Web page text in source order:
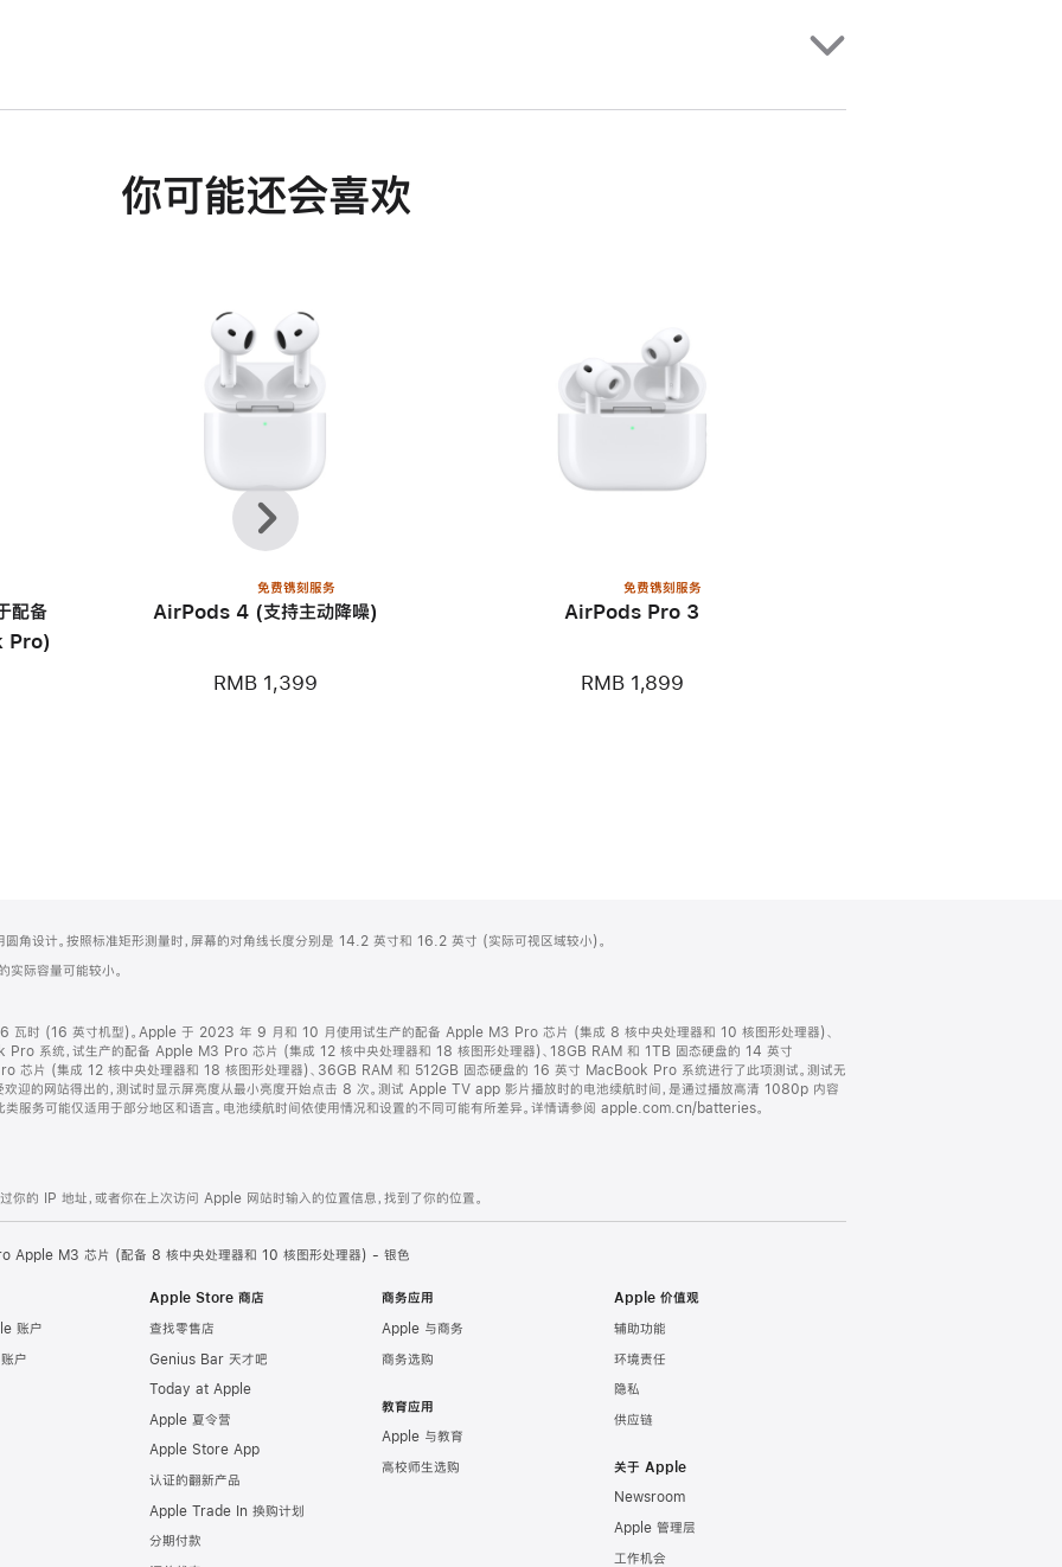
你可能还会喜欢
配备
Pro)
免费镌刻服务
AirPods 4 (支持主动降噪)
RMB 1,399
免费镌刻服务
AirPods Pro 3
RMB 1,899
上
一
个
下
一
个
设计。按照标准矩形测量时，屏幕的对角线长度分别是 14.2 英寸和 16.2 英寸 (实际可视区域较小)。
际容量可能较小。
时 (16 英寸机型)。Apple 于 2023 年 9 月和 10 月使用试生产的配备 Apple M3 Pro 芯片 (集成 8 核中央处理器和 10 核图形处理器)、
系统，试生产的配备 Apple M3 Pro 芯片 (集成 12 核中央处理器和 18 核图形处理器)、18GB RAM 和 1TB 固态硬盘的 14 英寸
芯片 (集成 12 核中央处理器和 18 核图形处理器)、36GB RAM 和 512GB 固态硬盘的 16 英寸 MacBook Pro 系统进行了此项测试。测试无
迎的网站得出的，测试时显示屏亮度从最小亮度开始点击 8 次。测试 Apple TV app 影片播放时的电池续航时间，是通过播放高清 1080p 内容
类服务可能仅适用于部分地区和语言。电池续航时间依使用情况和设置的不同可能有所差异。详情请参阅 apple.com.cn/batteries。
你的 IP 地址，或者你在上次访问 Apple 网站时输入的位置信息，找到了你的位置。
Apple M3 芯片 (配备 8 核中央处理器和 10 核图形处理器) - 银色
账户
户
Apple Store 商店
查找零售店
Genius Bar 天才吧
Today at Apple
Apple 夏令营
Apple Store App
认证的翻新产品
Apple Trade In 换购计划
分期付款
商务应用
Apple 与商务
商务选购
教育应用
Apple 与教育
高校师生选购
Apple 价值观
辅助功能
环境责任
隐私
供应链
关于 Apple
Newsroom
Apple 管理层
工作机会